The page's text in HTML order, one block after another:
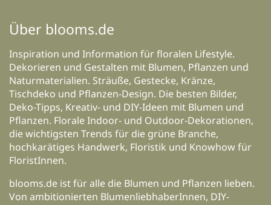
Über blooms.de
Inspiration und Information für floralen Lifestyle.
Dekorieren und Gestalten mit Blumen, Pflanzen und
Naturmaterialien. Sträuße, Gestecke, Kränze,
Tischdeko und Pflanzen-Design. Die besten Bilder,
Deko-Tipps, Kreativ- und DIY-Ideen mit Blumen und
Pflanzen. Florale Indoor- und Outdoor-Dekorationen,
die wichtigsten Trends für die grüne Branche,
hochkarätiges Handwerk, Floristik und Knowhow für
FloristInnen.
blooms.de ist für alle die Blumen und Pflanzen lieben.
Von ambitionierten BlumenliebhaberInnen, DIY-